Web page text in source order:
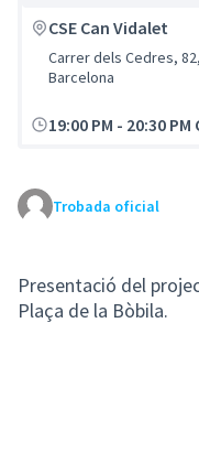
CSE Can Vidalet
Carrer dels Cedres,
Barcelona
19:00 PM - 20:30 PM
Trobada oficial
Presentació del
Plaça de la Bòbila.